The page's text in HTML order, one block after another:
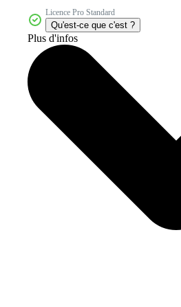
Licence Pro Standard
Qu'est-ce que c'est ?
Plus d'infos